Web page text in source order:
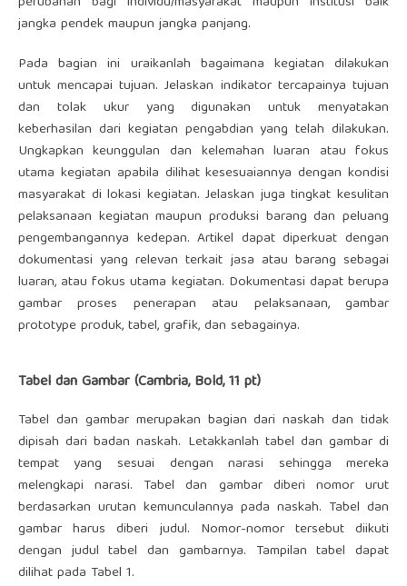
jangka pendek maupun jangka panjang.
Pada bagian ini uraikanlah bagaimana kegiatan dilakukan
untuk mencapai tujuan. Jelaskan indikator tercapainya tujuan
dan tolak ukur yang digunakan untuk menyatakan
keberhasilan dari kegiatan pengabdian yang telah dilakukan.
Ungkapkan keunggulan dan kelemahan luaran atau fokus
utama kegiatan apabila dilihat kesesuaiannya dengan kondisi
masyarakat di lokasi kegiatan. Jelaskan juga tingkat kesulitan
pelaksanaan kegiatan maupun produksi barang dan peluang
pengembangannya kedepan. Artikel dapat diperkuat dengan
dokumentasi yang relevan terkait jasa atau barang sebagai
luaran, atau fokus utama kegiatan. Dokumentasi dapat berupa
gambar proses penerapan atau pelaksanaan, gambar
prototype produk, tabel, grafik, dan sebagainya.
Tabel dan Gambar (Cambria, Bold, 11 pt)
Tabel dan gambar merupakan bagian dari naskah dan tidak
dipisah dari badan naskah. Letakkanlah tabel dan gambar di
tempat yang sesuai dengan narasi sehingga mereka
melengkapi narasi. Tabel dan gambar diberi nomor urut
berdasarkan urutan kemunculannya pada naskah. Tabel dan
gambar harus diberi judul. Nomor-nomor tersebut diikuti
dengan judul tabel dan gambarnya. Tampilan tabel dapat
dilihat pada Tabel 1.